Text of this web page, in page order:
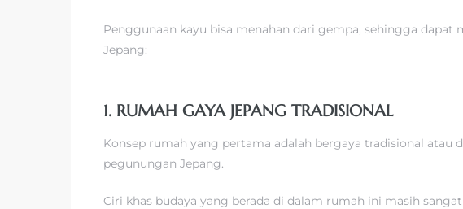
Penggunaan kayu bisa menahan dari gempa, sehingga
Jepang:
1. RUMAH GAYA JEPANG TRADISIONAL
Konsep rumah yang pertama adalah bergaya tradisional atau
pegunungan Jepang.
Ciri khas budaya yang berada di dalam rumah ini masih